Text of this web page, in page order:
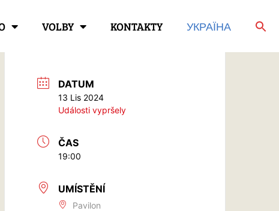
VOLBY KONTAKTY УКРАЇНА
DATUM
13 Lis 2024
Události vypršely
ČAS
19:00
UMÍSTĚNÍ
Pavilon